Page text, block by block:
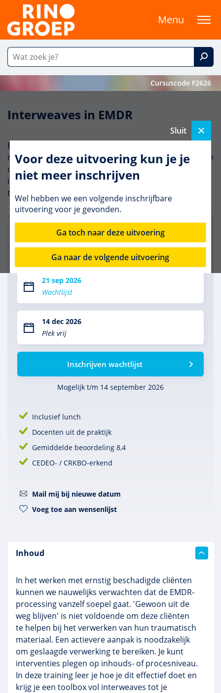
Menu
Cursuscode F2626
Sluit
Voor deze uitvoering kun je je
niet meer inschrijven
Wel hebben we een volgende inschrijfbare
uitvoering voor je gevonden.
Ga toch naar deze uitvoering
Ga naar de volgende uitvoering
Interweaves in EMDR
Bij ernstig beschadigde cliënten verloopt EMDR
meestal niet soepel. Je hebt meer handvatten nodig om
de behandeling te laten slagen. In deze cursus leer je
interventies op inhoud- en procesniveau effectief toe
te passen.
€ 390
Selecteer uitvoering:
21 sep 2026
Wachtlijst
14 dec 2026
Plek vrij
Inschrijven wachtlijst
Mogelijk t/m 14 september 2026
Inclusief lunch
Docenten uit de praktijk
Gemiddelde beoordeling 8,4
CEDEO- / CRKBO-erkend
Mail mij bij nieuwe datum
Voeg toe aan wensenlijst
Inhoud
In het werken met ernstig beschadigde cliënten
kunnen we nauwelijks verwachten dat de EMDR-
processing vanzelf soepel gaat. 'Gewoon uit de
weg blijven' is niet voldoende om deze cliënten
te helpen bij het verwerken van hun traumatisch
materiaal. Een actievere aanpak is noodzakelijk
om geslaagde verwerking te bereiken. Je kunt
interventies plegen op inhouds- of procesniveau.
In deze training leer je hoe je dit effectief doet en
krijg je een toolbox vol interweaves tot je